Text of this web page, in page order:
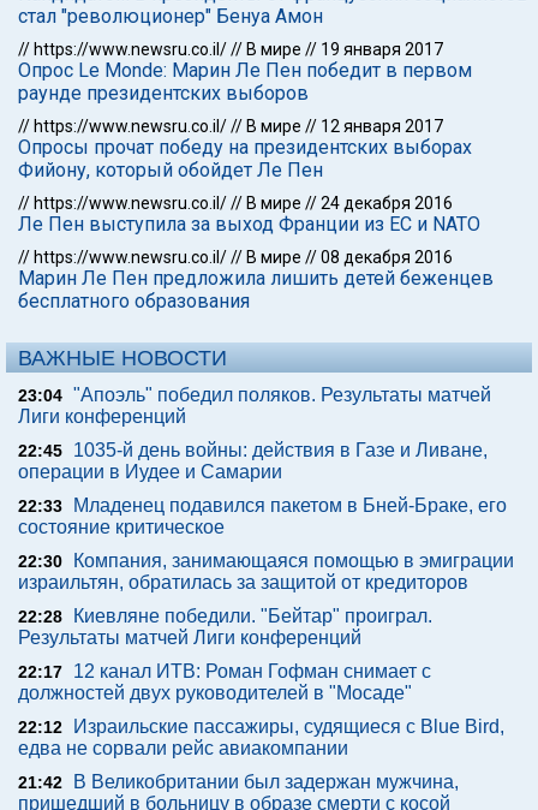
стал "революционер" Бенуа Амон
// https://www.newsru.co.il/// В мире // 19 января 2017
Опрос Le Monde: Марин Ле Пен победит в первом
раунде президентских выборов
// https://www.newsru.co.il/// В мире // 12 января 2017
Опросы прочат победу на президентских выборах
Фийону, который обойдет Ле Пен
// https://www.newsru.co.il/// В мире //24 декабря 2016
Ле Пен выступила за выход Франции из ЕС и NATO
// https://www.newsru.co.il/// В мире //08 декабря 2016
Марин Ле Пен предложила лишить детей беженцев
бесплатного образования
ВАЖНЫЕ НОВОСТИ
23:04 "Апоэль" победил поляков. Результаты матчей
Лиги конференций
22:45
1035-й день войны: действия в Газе и Ливане,
операции в Иудее и Самарии
22:33
Младенец подавился пакетом в Бней-Браке, его
состояние критическое
22:30
Компания, занимающаяся помощью в эмиграции
израильтян, обратилась за защитой от кредиторов
22:28
Киевляне победили. "Бейтар" проиграл.
Результаты матчей Лиги конференций
22:17
12 канал ИТВ: Роман Гофман снимает с
должностей двух руководителей в "Мосаде"
22:12
Израильские пассажиры, судящиеся с Blue Bird,
едва не сорвали рейс авиакомпании
21:42
В Великобритании был задержан мужчина,
пришедший в больницу в образе смерти с косой